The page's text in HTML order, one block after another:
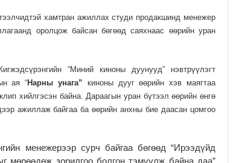
хамтран ажиллах студи продакшинд менежер
оролцож байсан бөгөөд саяхнаас өөрийн уран
“Миний киноны дуунууд” нэвтрүүлэгт
ая “Нарны унага” киноны дууг өөрийн хэв маягтаа
хийлгэсэн байна. Дараагын уран бүтээл өөрийн өнгө
ажиллаж байгаа ба өөрийн анхны бие даасан цомгоо
менежерээр сурч байгаа бөгөөд “Ирээдүйд
мөрөөдөж зорилгоо болгон тэмүүлж байна даа”